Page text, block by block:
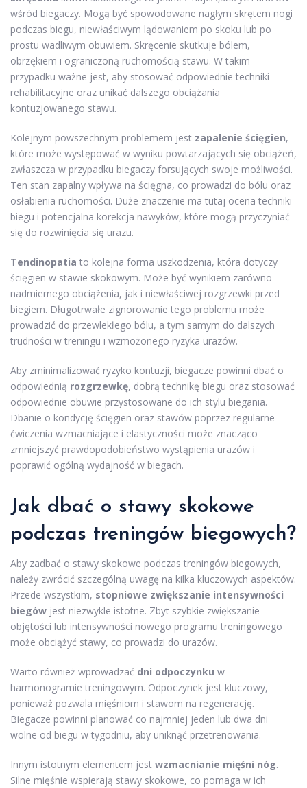
wśród biegaczy. Mogą być spowodowane nagłym skrętem nogi
podczas biegu, niewłaściwym lądowaniem po skoku lub po
prostu wadliwym obuwiem. Skręcenie skutkuje bólem,
obrzękiem i ograniczoną ruchomością stawu. W takim
przypadku ważne jest, aby stosować odpowiednie techniki
rehabilitacyjne oraz unikać dalszego obciążania
kontuzjowanego stawu.
Kolejnym powszechnym problemem jest zapalenie ścięgien,
które może występować w wyniku powtarzających się obciążeń,
zwłaszcza w przypadku biegaczy forsujących swoje możliwości.
Ten stan zapalny wpływa na ścięgna, co prowadzi do bólu oraz
osłabienia ruchomości. Duże znaczenie ma tutaj ocena techniki
biegu i potencjalna korekcja nawyków, które mogą przyczyniać
się do rozwinięcia się urazu.
Tendinopatia to kolejna forma uszkodzenia, która dotyczy
ścięgien w stawie skokowym. Może być wynikiem zarówno
nadmiernego obciążenia, jak i niewłaściwej rozgrzewki przed
biegiem. Długotrwałe zignorowanie tego problemu może
prowadzić do przewlekłego bólu, a tym samym do dalszych
trudności w treningu i wzmożonego ryzyka urazów.
Aby zminimalizować ryzyko kontuzji, biegacze powinni dbać o
odpowiednią rozgrzewkę, dobrą technikę biegu oraz stosować
odpowiednie obuwie przystosowane do ich stylu biegania.
Dbanie o kondycję ścięgien oraz stawów poprzez regularne
ćwiczenia wzmacniające i elastyczności może znacząco
zmniejszyć prawdopodobieństwo wystąpienia urazów i
poprawić ogólną wydajność w biegach.
Jak dbać o stawy skokowe
podczas treningów biegowych?
Aby zadbać o stawy skokowe podczas treningów biegowych,
należy zwrócić szczególną uwagę na kilka kluczowych aspektów.
Przede wszystkim, stopniowe zwiększanie intensywności
biegów jest niezwykle istotne. Zbyt szybkie zwiększanie
objętości lub intensywności nowego programu treningowego
może obciążyć stawy, co prowadzi do urazów.
Warto również wprowadzać dni odpoczynku w
harmonogramie treningowym. Odpoczynek jest kluczowy,
ponieważ pozwala mięśniom i stawom na regenerację.
Biegacze powinni planować co najmniej jeden lub dwa dni
wolne od biegu w tygodniu, aby uniknąć przetrenowania.
Innym istotnym elementem jest wzmacnianie mięśni nóg.
Silne mięśnie wspierają stawy skokowe, co pomaga w ich